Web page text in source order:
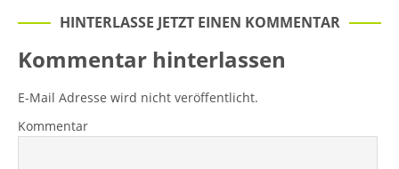
HINTERLASSE JETZT EINEN KOMMENTAR
Kommentar hinterlassen
E-Mail Adresse wird nicht veröffentlicht.
Kommentar